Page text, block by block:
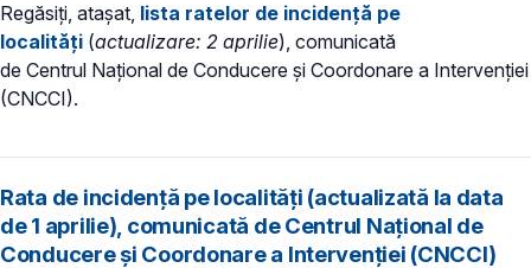
Regăsiți, atașat, lista ratelor de incidență pe
localități (actualizare: 2 aprilie), comunicată
de Centrul Național de Conducere și Coordonare a Intervenției
(CNCCI).
Rata de incidență pe localități (actualizată la data
de 1 aprilie), comunicată de Centrul Național de
Conducere și Coordonare a Intervenției (CNCCI)